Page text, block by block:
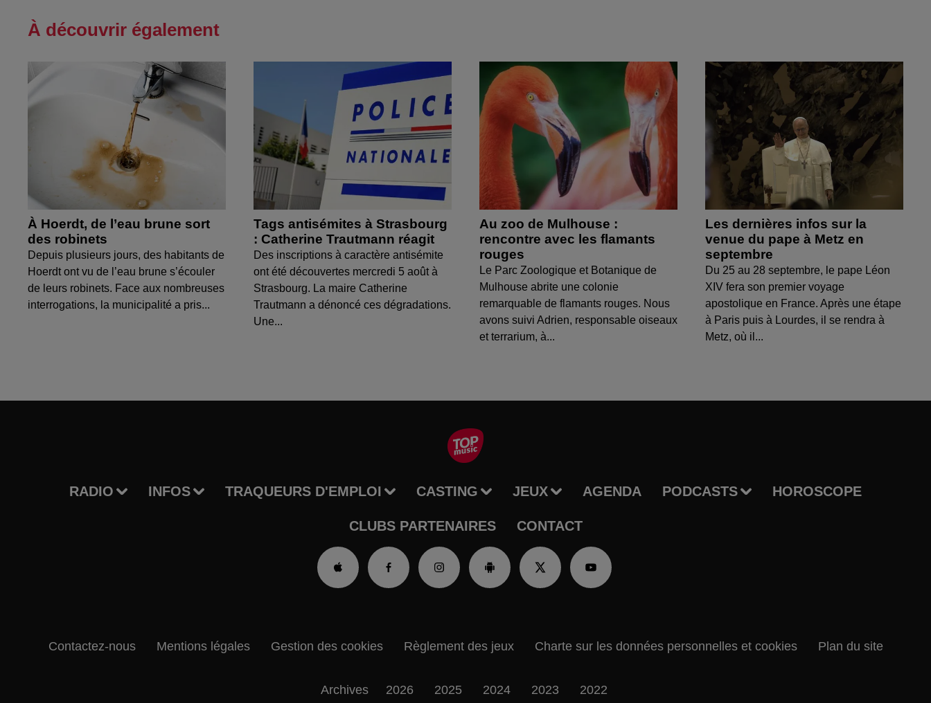
À découvrir également
À Hoerdt, de l’eau brune sort
des robinets
Depuis plusieurs jours, des habitants de
Hoerdt ont vu de l’eau brune s’écouler
de leurs robinets. Face aux nombreuses
interrogations, la municipalité a pris...
Tags antisémites à Strasbourg
: Catherine Trautmann réagit
Des inscriptions à caractère antisémite
ont été découvertes mercredi 5 août à
Strasbourg. La maire Catherine
Trautmann a dénoncé ces dégradations.
Une...
Au zoo de Mulhouse :
rencontre avec les flamants
rouges
Le Parc Zoologique et Botanique de
Mulhouse abrite une colonie
remarquable de flamants rouges. Nous
avons suivi Adrien, responsable oiseaux
et terrarium, à...
Les dernières infos sur la
venue du pape à Metz en
septembre
Du 25 au 28 septembre, le pape Léon
XIV fera son premier voyage
apostolique en France. Après une étape
à Paris puis à Lourdes, il se rendra à
Metz, où il...
RADIO INFOS TRAQUEURS D'EMPLOI CASTING JEUX AGENDA PODCASTS HOROSCOPE
CLUBS PARTENAIRES CONTACT
Contactez-nous Mentions légales Gestion des cookies Règlement des jeux Charte sur les données personnelles et cookies Plan du site
Archives 2026 2025 2024 2023 2022